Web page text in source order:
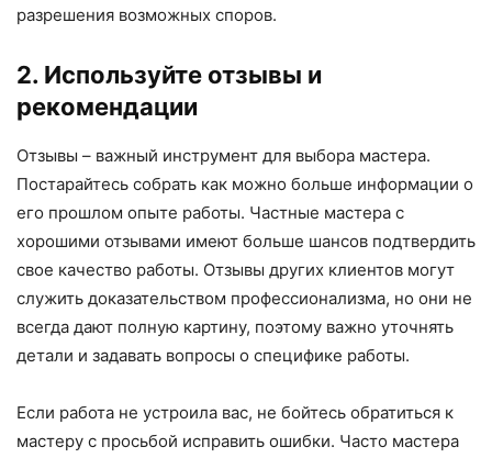
разрешения возможных споров.
2. Используйте отзывы и
рекомендации
Отзывы – важный инструмент для выбора мастера.
Постарайтесь собрать как можно больше информации о
его прошлом опыте работы. Частные мастера с
хорошими отзывами имеют больше шансов подтвердить
свое качество работы. Отзывы других клиентов могут
служить доказательством профессионализма, но они не
всегда дают полную картину, поэтому важно уточнять
детали и задавать вопросы о специфике работы.
Если работа не устроила вас, не бойтесь обратиться к
мастеру с просьбой исправить ошибки. Часто мастера